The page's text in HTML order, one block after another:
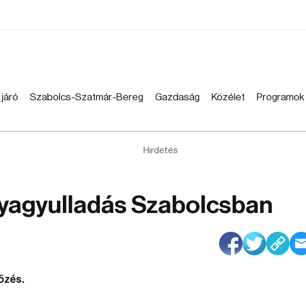
járó Szabolcs-Szatmár-Bereg Gazdaság Közélet Programok
Hirdetés
Szabolcsban